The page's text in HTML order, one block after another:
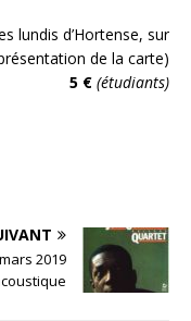
lundis d’Hortense, sur
de la carte)
5 € (étudiants)
2019